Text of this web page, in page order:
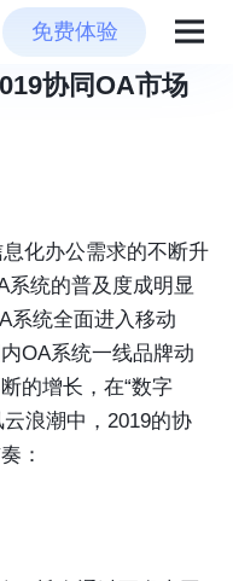
免费体验
协同OA市场
化办公需求的不断升
系统的普及度成明显
系统全面进入移动
OA系统一线品牌动
的增长，在“数字
云浪潮中，2019的协
：